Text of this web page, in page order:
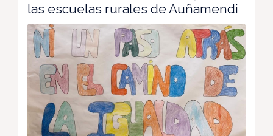
las escuelas rurales de Auñamendi